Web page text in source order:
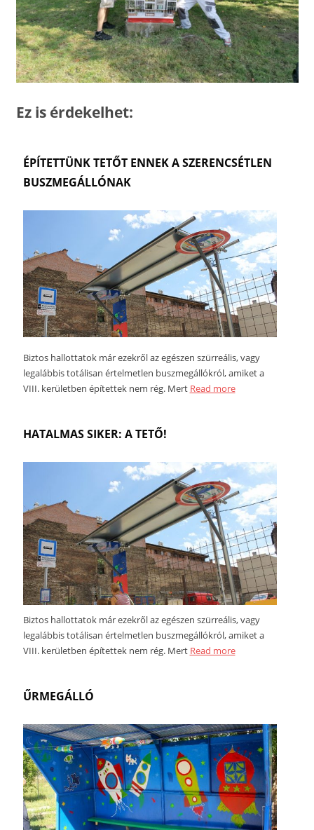
Ez is érdekelhet:
ÉPÍTETTÜNK TETŐT ENNEK A SZERENCSÉTLEN
BUSZMEGÁLLÓNAK
Biztos hallottatok már ezekről az egészen szürreális, vagy
legalábbis totálisan értelmetlen buszmegállókról, amiket a
VIII. kerületben építettek nem rég. Mert Read more
HATALMAS SIKER: A TETŐ!
Biztos hallottatok már ezekről az egészen szürreális, vagy
legalábbis totálisan értelmetlen buszmegállókról, amiket a
VIII. kerületben építettek nem rég. Mert Read more
ŰRMEGÁLLÓ